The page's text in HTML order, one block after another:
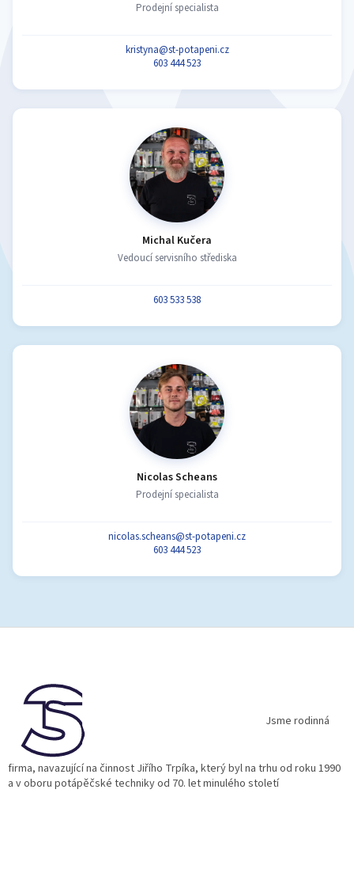
Prodejní specialista
kristyna@st-potapeni.cz
603 444 523
Michal Kučera
Vedoucí servisního střediska
603 533 538
Nicolas Scheans
Prodejní specialista
nicolas.scheans@st-potapeni.cz
603 444 523
Jsme rodinná
firma, navazující na činnost Jiřího Trpíka, který byl na trhu od roku 1990
a v oboru potápěčské techniky od 70. let minulého století